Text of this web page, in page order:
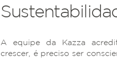
A equipe da Kazza
crescer, é preciso ser